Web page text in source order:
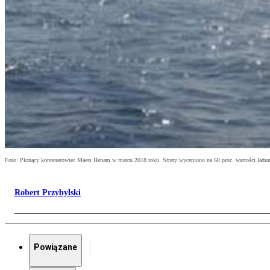
Foto: Płonący kontenerowiec Maers Henam w marcu 2018 roku. Straty wyceniono na 60 proc. wartości
Robert Przybylski
Powiązane